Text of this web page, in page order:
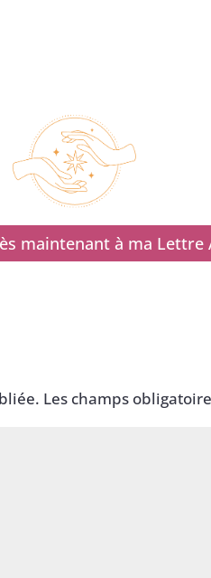
maintenant à ma Lettre
Les champs